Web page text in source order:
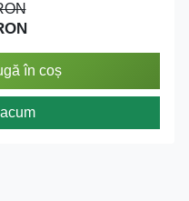
în coș